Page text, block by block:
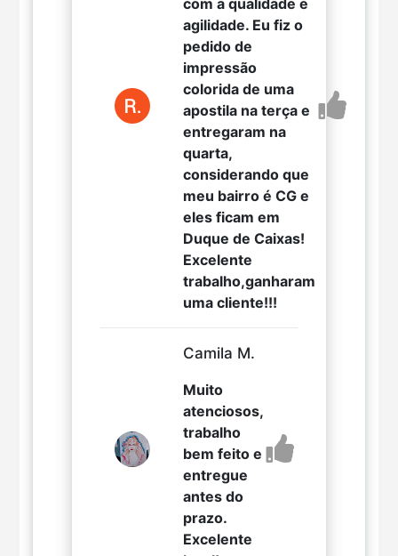
agilidade. Eu fiz o
pedido de
impressão
colorida de uma
apostila na terça e
entregaram na
quarta,
considerando que
meu bairro é CG e
eles ficam em
Duque de Caixas!
Excelente
trabalho,ganharam
uma cliente!!!
Camila M.
Muito
atenciosos,
trabalho
bem feito e
entregue
antes do
prazo.
Excelente